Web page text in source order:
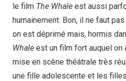
le film The Whale est aussi
humainement. Bon, il ne faut
on est déprimé mais, hormis
Whale est un film fort auquel on
mise en scène théâtrale très
une fille adolescente et les